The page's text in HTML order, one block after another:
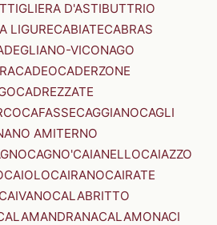
D'ASTIBUTTRIO
LIGURECABIATECABRAS
VICONAGO
CADEOCADERZONE
CADREZZATE
CAFASSECAGGIANOCAGLI
AMITERNO
CAGNO'CAIANELLOCAIAZZO
CAIOLOCAIRANOCAIRATE
CAIVANOCALABRITTO
CALAMONACI